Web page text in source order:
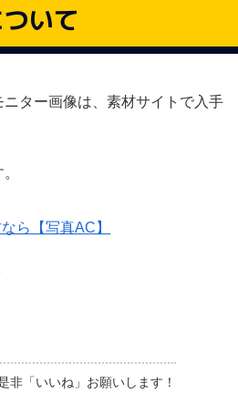
いて
ター画像は、素材サイトで入手
ら【写真AC】